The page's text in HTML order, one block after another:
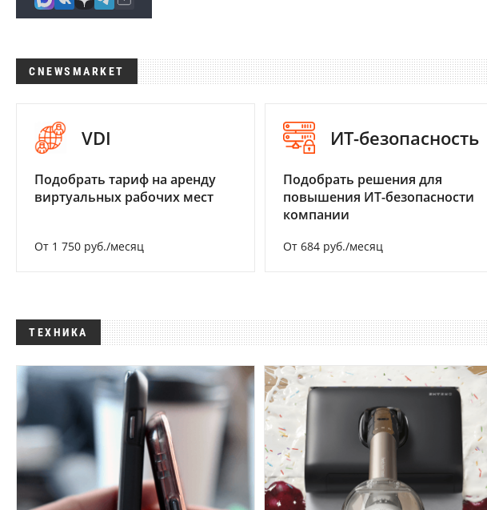
CNEWSMARKET
VDI
Подобрать тариф на аренду
виртуальных рабочих мест
От 1 750 руб./месяц
ИТ-безопасность
Подобрать решения для
повышения ИТ-безопасности
компании
От 684 руб./месяц
ТЕХНИКА